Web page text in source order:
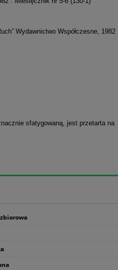
Wydawnictwo Współczesne, 1982
sfatygowaną, jest przetarta na